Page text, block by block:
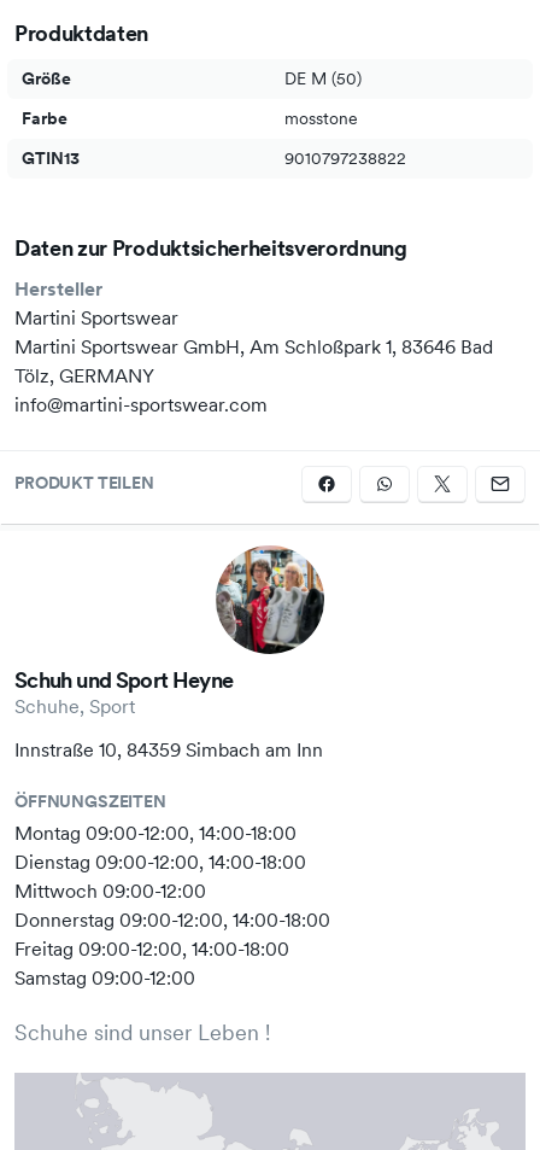
Frischluft ans Bein lassen. Mit dem geklebten Hosensaum
und dem elastischen, silikonbeschichteten Bundband
Pedale trittst.
5524 Annaberg, E-Mail:
Produktdaten
Größe
DE M (50)
Farbe
mosstone
GTIN13
9010797238822
Daten zur Produktsicherheitsverordnung
Hersteller
Martini Sportswear
Martini Sportswear GmbH, Am Schloßpark 1, 83646 Bad
Tölz, GERMANY
info@martini-sportswear.com
PRODUKT TEILEN
Schuh und Sport Heyne
Schuhe, Sport
Innstraße 10, 84359 Simbach am Inn
ÖFFNUNGSZEITEN
Montag 09:00-12:00, 14:00-18:00
Dienstag 09:00-12:00, 14:00-18:00
Mittwoch 09:00-12:00
Donnerstag 09:00-12:00, 14:00-18:00
Freitag 09:00-12:00, 14:00-18:00
Samstag 09:00-12:00
Schuhe sind unser Leben !